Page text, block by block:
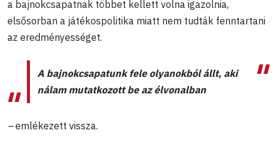
a bajnokcsapatnak többet kellett volna igazolnia,
elsősorban a játékospolitika miatt nem tudták fenntartani
az eredményességet.
A bajnokcsapatunk fele olyanokból állt, aki
nálam mutatkozott be az élvonalban
–emlékezett vissza.